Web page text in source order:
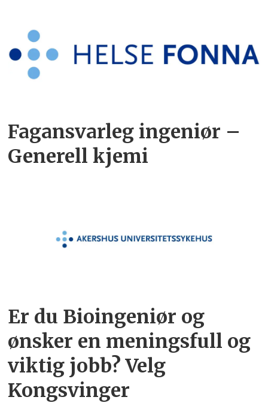
Fagansvarleg ingeniør –
Generell kjemi
Er du Bioingeniør og
ønsker en meningsfull og
viktig jobb? Velg
Kongsvinger